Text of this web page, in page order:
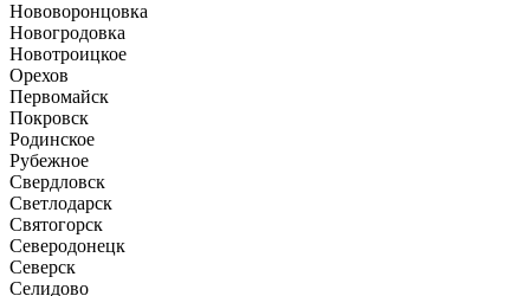
Нововоронцовка
Новогродовка
Новотроицкое
Орехов
Первомайск
Покровск
Родинское
Рубежное
Свердловск
Светлодарск
Святогорск
Северодонецк
Северск
Селидово